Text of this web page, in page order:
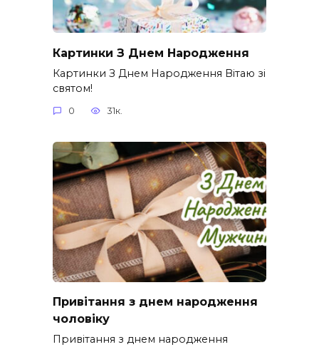
Картинки З Днем Народження
Картинки З Днем Народження Вітаю зі
святом!
0 31к.
Привітання з днем народження
чоловіку
Привітання з днем народження